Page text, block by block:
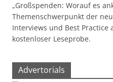
„Großspenden: Worauf es
Themenschwerpunkt der
Interviews und Best Practice
kostenloser Leseprobe.
Advertorials